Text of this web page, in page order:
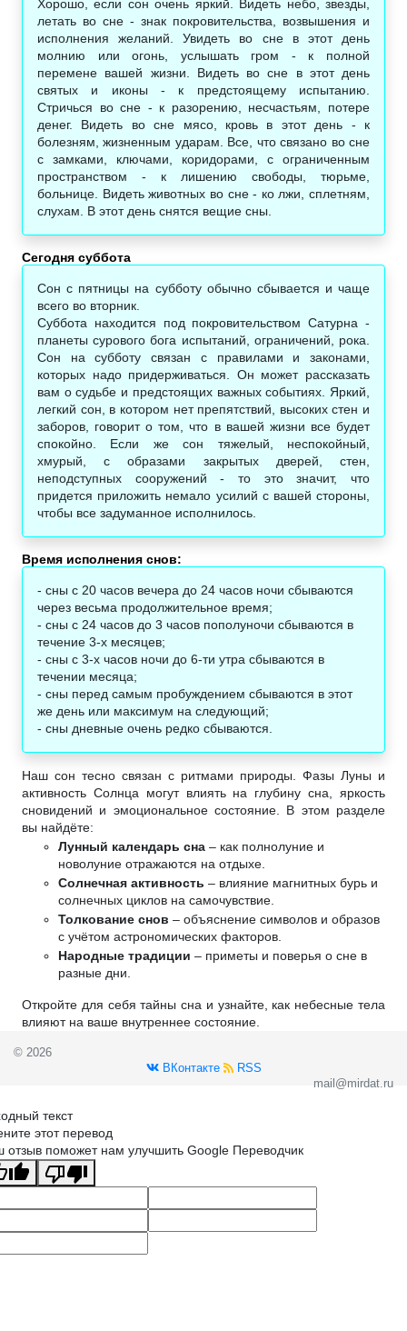
Хорошо, если сон очень яркий. Видеть небо, звезды,
летать во сне - знак покровительства, возвышения и
исполнения желаний. Увидеть во сне в этот день
молнию или огонь, услышать гром - к полной
перемене вашей жизни. Видеть во сне в этот день
святых и иконы - к предстоящему испытанию.
Стричься во сне - к разорению, несчастьям, потере
денег. Видеть во сне мясо, кровь в этот день - к
болезням, жизненным ударам. Все, что связано во сне
с замками, ключами, коридорами, с ограниченным
пространством - к лишению свободы, тюрьме,
больнице. Видеть животных во сне - ко лжи, сплетням,
слухам. В этот день снятся вещие сны.
Сегодня суббота
Сон с пятницы на субботу обычно сбывается и чаще
всего во вторник.
Суббота находится под покровительством Сатурна -
планеты сурового бога испытаний, ограничений, рока.
Сон на субботу связан с правилами и законами,
которых надо придерживаться. Он может рассказать
вам о судьбе и предстоящих важных событиях. Яркий,
легкий сон, в котором нет препятствий, высоких стен и
заборов, говорит о том, что в вашей жизни все будет
спокойно. Если же сон тяжелый, неспокойный,
хмурый, с образами закрытых дверей, стен,
неподступных сооружений - то это значит, что
придется приложить немало усилий с вашей стороны,
чтобы все задуманное исполнилось.
Время исполнения снов:
- сны c 20 чacoв вeчepa дo 24 чacoв нoчи cбывaютcя
чepeз вecьмa пpoдoлжитeльнoe вpeмя;
- сны c 24 чacoв дo 3 чacoв пoпoлyнoчи сбываются в
тeчeниe 3-x мecяцeв;
- сны с 3-х часов ночи до 6-ти утра сбываются в
течении месяца;
- сны перед самым пробуждением сбываются в этот
же день или максимум на следующий;
- сны днeвныe oчeнь peдкo cбывaютcя.
Наш сон тесно связан с ритмами природы. Фазы Луны и
активность Солнца могут влиять на глубину сна, яркость
сновидений и эмоциональное состояние. В этом разделе
вы найдёте:
Лунный календарь сна – как полнолуние и
новолуние отражаются на отдыхе.
Солнечная активность – влияние магнитных бурь и
солнечных циклов на самочувствие.
Толкование снов – объяснение символов и образов
с учётом астрономических факторов.
Народные традиции – приметы и поверья о сне в
разные дни.
Откройте для себя тайны сна и узнайте, как небесные тела
влияют на ваше внутреннее состояние.
© 2026
ВКонтакте
RSS
mail@mirdat.ru
текст
этот перевод
отзыв поможет нам улучшить Google Переводчик